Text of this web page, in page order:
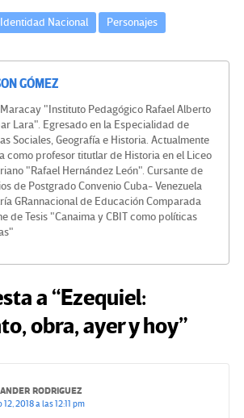
Identidad Nacional Personajes
GÓMEZ
"Instituto Pedagógico Rafael Alberto
Lara". Egresado en la Especialidad de
Sociales, Geografía e Historia. Actualmente
como profesor titutlar de Historia en el Liceo
"Rafael Hernández León". Cursante de
de Postgrado Convenio Cuba- Venezuela
GRannacional de Educación Comparada
de Tesis "Canaima y CBIT como políticas
a “Ezequiel:
obra, ayer y hoy”
RODRIGUEZ
2018 a las 12:11 pm